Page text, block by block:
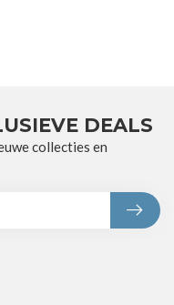
DEALS
collecties en